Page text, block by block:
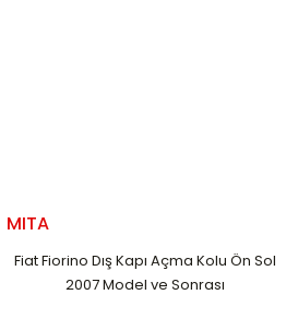
MITA
Fiat Fiorino Dış Kapı Açma Kolu Ön Sol
2007 Model ve Sonrası